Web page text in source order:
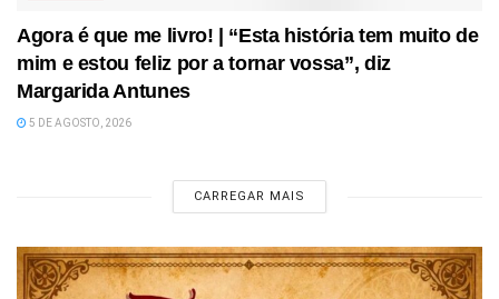
Agora é que me livro! | “Esta história tem muito de
mim e estou feliz por a tornar vossa”, diz
Margarida Antunes
5 DE AGOSTO, 2026
CARREGAR MAIS